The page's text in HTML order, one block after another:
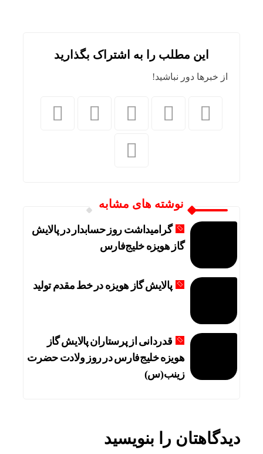
این مطلب را به اشتراک بگذارید
از خبرها دور نباشید!
نوشته های مشابه
گرامیداشت روز حسابدار در پالایش
گاز هویزه خلیج‌فارس
پالایش گاز هویزه در خط مقدم تولید
قدردانی از پرستاران پالایش گاز
هویزه خلیج‌فارس در روز ولادت حضرت
زینب(س)
دیدگاهتان را بنویسید